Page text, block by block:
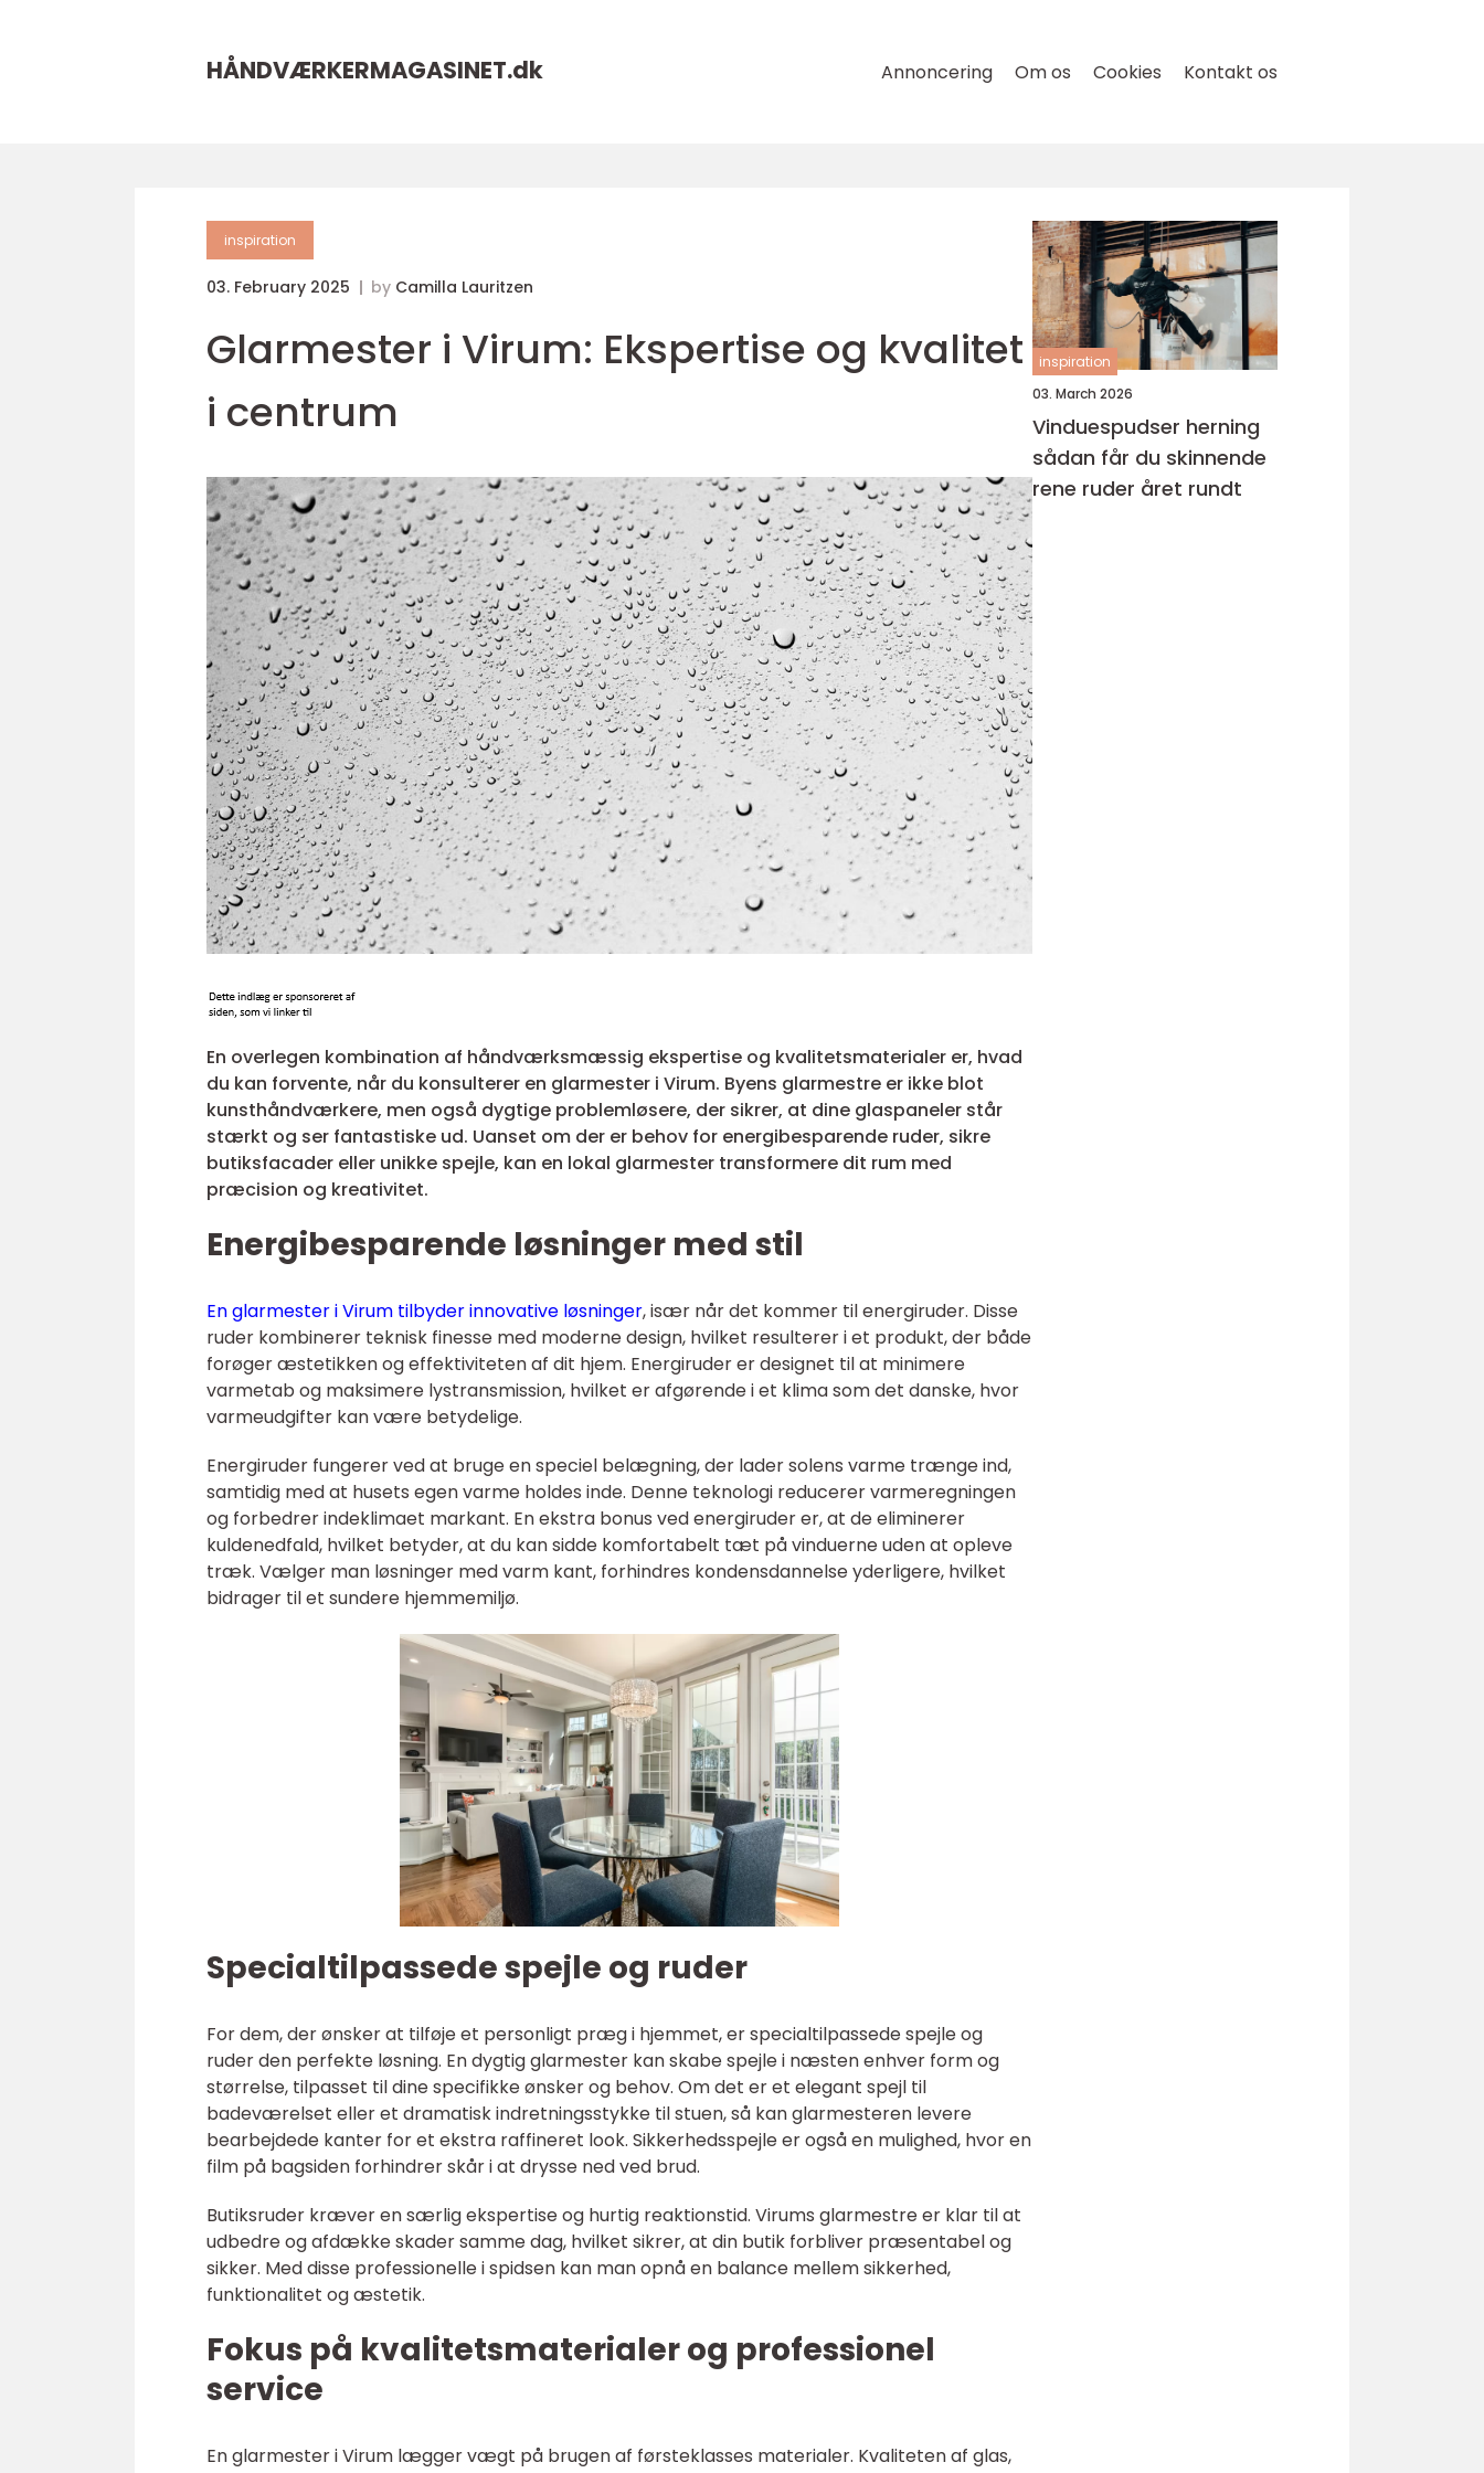
HÅNDVÆRKERMAGASINET.dk Annoncering Om os Cookies Kontakt os
inspiration
03. February 2025 by Camilla Lauritzen
Glarmester i Virum: Ekspertise og kvalitet
i centrum
En overlegen kombination af håndværksmæssig ekspertise og kvalitetsmaterialer er, hvad
du kan forvente, når du konsulterer en glarmester i Virum. Byens glarmestre er ikke blot
kunsthåndværkere, men også dygtige problemløsere, der sikrer, at dine glaspaneler står
stærkt og ser fantastiske ud. Uanset om der er behov for energibesparende ruder, sikre
butiksfacader eller unikke spejle, kan en lokal glarmester transformere dit rum med
præcision og kreativitet.
Energibesparende løsninger med stil
En glarmester i Virum tilbyder innovative løsninger, især når det kommer til energiruder. Disse
ruder kombinerer teknisk finesse med moderne design, hvilket resulterer i et produkt, der både
forøger æstetikken og effektiviteten af dit hjem. Energiruder er designet til at minimere
varmetab og maksimere lystransmission, hvilket er afgørende i et klima som det danske, hvor
varmeudgifter kan være betydelige.
Energiruder fungerer ved at bruge en speciel belægning, der lader solens varme trænge ind,
samtidig med at husets egen varme holdes inde. Denne teknologi reducerer varmeregningen
og forbedrer indeklimaet markant. En ekstra bonus ved energiruder er, at de eliminerer
kuldenedfald, hvilket betyder, at du kan sidde komfortabelt tæt på vinduerne uden at opleve
træk. Vælger man løsninger med varm kant, forhindres kondensdannelse yderligere, hvilket
bidrager til et sundere hjemmemiljø.
Specialtilpassede spejle og ruder
For dem, der ønsker at tilføje et personligt præg i hjemmet, er specialtilpassede spejle og
ruder den perfekte løsning. En dygtig glarmester kan skabe spejle i næsten enhver form og
størrelse, tilpasset til dine specifikke ønsker og behov. Om det er et elegant spejl til
badeværelset eller et dramatisk indretningsstykke til stuen, så kan glarmesteren levere
bearbejdede kanter for et ekstra raffineret look. Sikkerhedsspejle er også en mulighed, hvor en
film på bagsiden forhindrer skår i at drysse ned ved brud.
Butiksruder kræver en særlig ekspertise og hurtig reaktionstid. Virums glarmestre er klar til at
udbedre og afdække skader samme dag, hvilket sikrer, at din butik forbliver præsentabel og
sikker. Med disse professionelle i spidsen kan man opnå en balance mellem sikkerhed,
funktionalitet og æstetik.
Fokus på kvalitetsmaterialer og professionel
service
En glarmester i Virum lægger vægt på brugen af førsteklasses materialer. Kvaliteten af glas,
inspiration
03. March 2026
Vinduespudser herning
sådan får du skinnende
rene ruder året rundt